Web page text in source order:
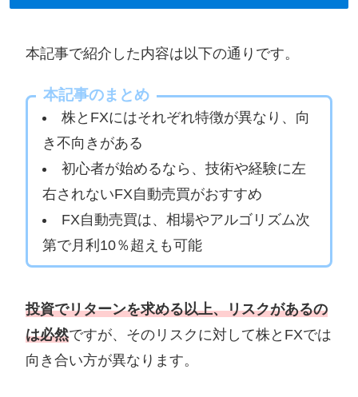
本記事で紹介した内容は以下の通りです。
本記事のまとめ
株とFXにはそれぞれ特徴が異なり、向
き不向きがある
初心者が始めるなら、技術や経験に左
右されないFX自動売買がおすすめ
FX自動売買は、相場やアルゴリズム次
第で月利10％超えも可能
投資でリターンを求める以上、リスクがあるの
は必然ですが、そのリスクに対して株とFXでは
向き合い方が異なります。